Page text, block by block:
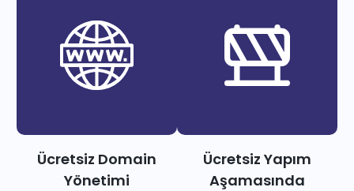
Ücretsiz Domain
Yönetimi
Ücretsiz Yapım
Aşamasında